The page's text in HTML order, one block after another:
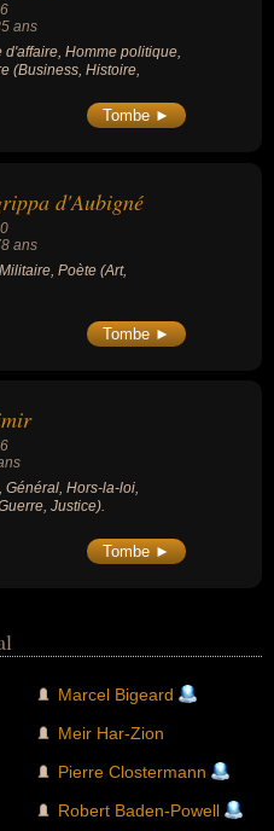
ans
d'affaire, Homme politique,
(Business, Histoire,
Tombe ►
d'Aubigné
ans
Poète (Art,
Tombe ►
Général, Hors-la-loi,
Justice).
Tombe ►
Marcel Bigeard
Meir Har-Zion
Pierre Clostermann
Robert Baden-Powell